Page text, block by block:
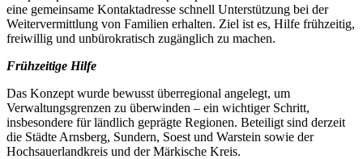
eine gemeinsame Kontaktadresse schnell Unterstützung bei der
Weitervermittlung von Familien erhalten. Ziel ist es, Hilfe frühzeitig,
freiwillig und unbürokratisch zugänglich zu machen.
Frühzeitige Hilfe
Das Konzept wurde bewusst überregional angelegt, um
Verwaltungsgrenzen zu überwinden – ein wichtiger Schritt,
insbesondere für ländlich geprägte Regionen. Beteiligt sind derzeit
die Städte Arnsberg, Sundern, Soest und Warstein sowie der
Hochsauerlandkreis und der Märkische Kreis.